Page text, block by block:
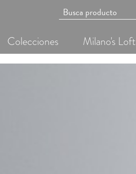
Colecciones Milano's Loft